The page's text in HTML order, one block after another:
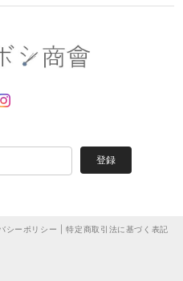
登録
シーポリシー |特定商取引法に基づく表記